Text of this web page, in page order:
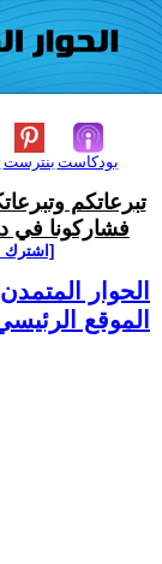
بنترست بودكاست
تبرعاتكم
فشاركونا في
[اشترك
الحوار
الموقع